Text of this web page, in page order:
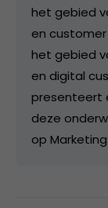
het gebied
en
het gebied
en digital
presenteert
deze
op